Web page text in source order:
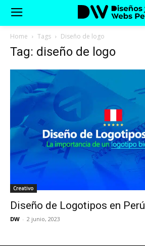
Home Tags Diseño de logo
Tag: diseño de logo
Creativo
Diseño de Logotipos en Perú
DW - 2 junio, 2023